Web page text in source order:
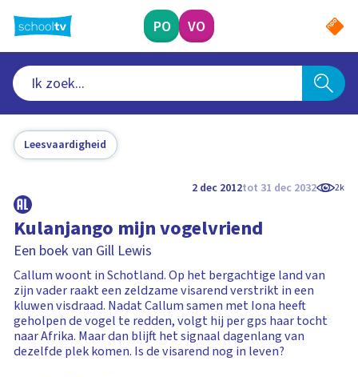
naar
hoofdinhoud
PO VO
Leesvaardigheid
2 dec 2012tot 31 dec 2032 2k
Kulanjango mijn vogelvriend
Een boek van Gill Lewis
Callum woont in Schotland. Op het bergachtige land van
zijn vader raakt een zeldzame visarend verstrikt in een
kluwen visdraad. Nadat Callum samen met Iona heeft
geholpen de vogel te redden, volgt hij per gps haar tocht
naar Afrika. Maar dan blijft het signaal dagenlang van
dezelfde plek komen. Is de visarend nog in leven?